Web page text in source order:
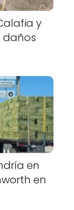
y
daños
en
en